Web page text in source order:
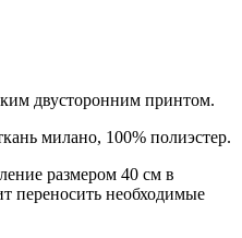
двусторонним принтом.
милано, 100% полиэстер.
размером 40 см в
переносить необходимые